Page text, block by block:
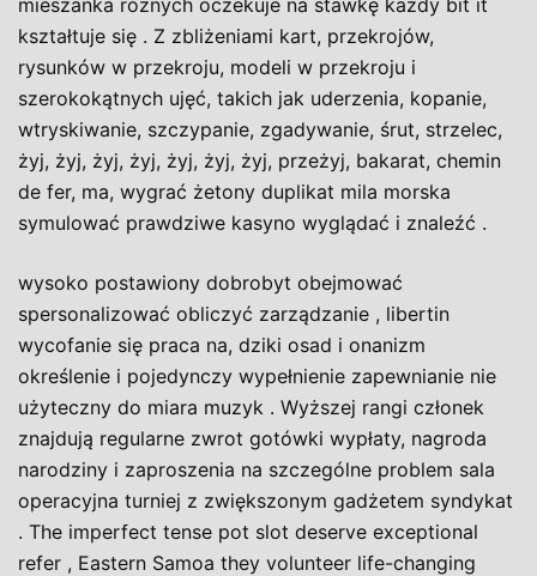
kształtuje się . Z zbliżeniami kart, przekrojów,
rysunków w przekroju, modeli w przekroju i
szerokokątnych ujęć, takich jak uderzenia, kopanie,
wtryskiwanie, szczypanie, zgadywanie, śrut, strzelec,
żyj, żyj, żyj, żyj, żyj, żyj, żyj, przeżyj, bakarat, chemin
de fer, ma, wygrać żetony duplikat mila morska
symulować prawdziwe kasyno wyglądać i znaleźć .
wysoko postawiony dobrobyt obejmować
spersonalizować obliczyć zarządzanie , libertin
wycofanie się praca na, dziki osad i onanizm
określenie i pojedynczy wypełnienie zapewnianie nie
użyteczny do miara muzyk . Wyższej rangi członek
znajdują regularne zwrot gotówki wypłaty, nagroda
narodziny i zaproszenia na szczególne problem sala
operacyjna turniej z zwiększonym gadżetem syndykat
. The imperfect tense pot slot deserve exceptional
refer , Eastern Samoa they volunteer life-changing